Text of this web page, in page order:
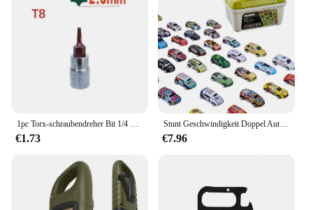
1pc Torx-schraubendreher Bit 1/4 Zoll Stick Buchse Ratsche Steckschlüssel Adapter Hand Werkzeuge T8 T10 T15 T20 T25 T27 t30 T40
€1.73
Stunt Geschwindigkeit Doppel Auto Räder Modell Spielzeug Für Kinder Racing Track Diy Montiert Schiene Kits Pädagogisches Interaktive Junge Kinder Spielzeug
€7.96